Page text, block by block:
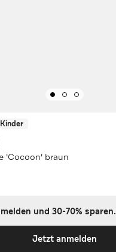
Kinder
'Cocoon' braun
und 30-70% sparen.
Jetzt anmelden